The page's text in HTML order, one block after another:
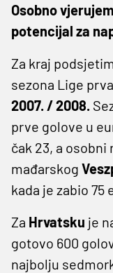
Osobno
potencijal za
Za kraj
sezona Lige
2007. / 2008.
prve golove u
čak 23, a
mađarskog
kada je zabio 75
Za Hrvatsku je
gotovo 600
najbolju